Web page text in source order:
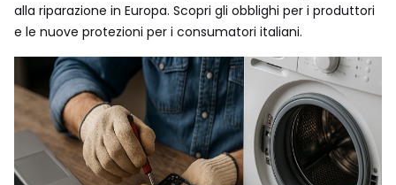
alla riparazione in Europa. Scopri gli obblighi per i produttori
e le nuove protezioni per i consumatori italiani.